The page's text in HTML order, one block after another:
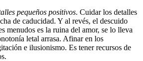
pequeños positivos. Cuidar los detalles
de caducidad. Y al revés, el descuido
menudos es la ruina del amor, se lo lleva
letal arrasa. Afinar en los
e ilusionismo. Es tener recursos de